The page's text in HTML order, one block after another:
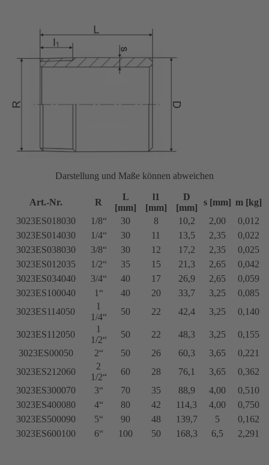
Darstellung und Maße können abweichen
Art.-Nr. R
L
[mm]
l1
[mm]
D
[mm]
s [mm] m [kg]
3023ES018030
1/8“ 30 8 10,2 2,00
0,012
3023ES014030
1/4“ 30 11 13,5 2,35
0,022
3023ES038030
3/8“ 30 12 17,2 2,35
0,025
3023ES012035
1/2“ 35 15 21,3 2,65
0,042
3023ES034040
3/4“ 40 17 26,9 2,65
0,059
3023ES100040
1“ 40 20 33,7 3,25
0,085
3023ES114050
1
1/4“
50 22 42,4 3,25 0,140
3023ES112050
1
1/2“
50 22 48,3 3,25
0,155
3023ES00050
2“ 50 26 60,3 3,65
0,221
3023ES212060
2
1/2“
60 28 76,1 3,65
0,362
3023ES300070
3“ 70 35 88,9 4,00
0,510
3023ES400080
4“ 80 42 114,3 4,00
0,750
3023ES500090
5“ 90 48 139,7 5
0,162
3023ES600100
6“ 100 50 168,3 6,5 2,291